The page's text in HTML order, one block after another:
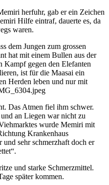
herfuhr, gab er ein Zeichen
Hilfe eintraf, dauerte es, da
waren.
dem Jungen zum grossen
hat mit einem Bullen aus der
Kampf gegen den Elefanten
ist für die Maasai ein
Herden leben und nur mit
Das Atmen fiel ihm schwer.
an Liegen war nicht zu
wurde Memiri mit
Krankenhaus
sehr schmerzhaft doch er
und starke Schmerzmittel.
später kommen.